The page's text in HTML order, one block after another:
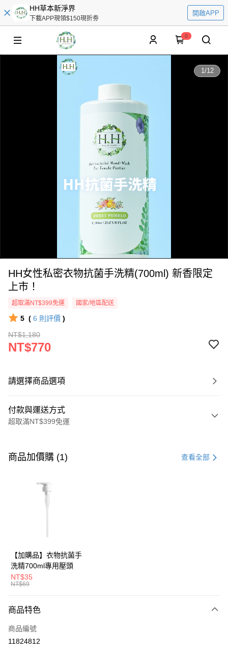
HH草本新淨界
下載APP現領$150現折劵
開啟APP
0
0:00
/
0:38
1/12
HH女性私密衣物抗菌手洗精(700ml) 新香限定
上市！
超取滿NT$399免運 國家/地區配送
5 ( 6 則評價 )
NT$1,180
NT$770
請選擇商品選項
付款與運送方式
超取滿NT$399免運
信用卡一次付款
悠遊付
Google Pay
全盈+PAY
大哥付你分期
【大哥付你分期使用說明】
1.本服務由台灣大哥大提供，台灣大哥大用戶可立即使用無須另外申請。
AFTEE先享後付
商品加價購 (1) 查看全部
【加購品】衣物抗菌手
洗精700ml專用壓頭
NT$35
NT$69
商品特色
商品編號
11824812